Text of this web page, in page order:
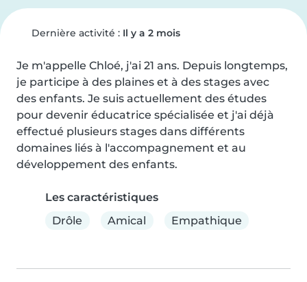
Dernière activité : Il y a 2 mois
Je m'appelle Chloé, j'ai 21 ans. Depuis longtemps,
je participe à des plaines et à des stages avec
des enfants. Je suis actuellement des études
pour devenir éducatrice spécialisée et j'ai déjà
effectué plusieurs stages dans différents
domaines liés à l'accompagnement et au
développement des enfants.
Les caractéristiques
Drôle
Amical Empathique